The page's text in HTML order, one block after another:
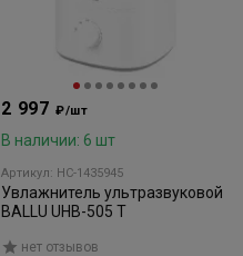
2 997 ₽/шт
В наличии: 6 шт
Артикул: НС-1435945
Увлажнитель ультразвуковой
BALLU UHB-505 T
нет отзывов